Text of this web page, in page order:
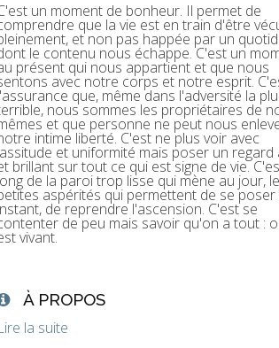
un moment de bonheur. Il permet de
que la vie est en train d'être
et non pas happée par un
le contenu nous échappe. C'est un
présent qui nous appartient et que nous
avec notre corps et notre esprit.
que, même dans l'adversité la
nous sommes les propriétaires de
et que personne ne peut nous
intime liberté. C'est ne plus voir avec
et uniformité mais poser un regard
brillant sur tout ce qui est signe de vie.
de la paroi trop lisse qui mène au jour,
aspérités qui permettent de se poser
de reprendre l'ascension. C'est se
de peu mais savoir qu'on a tout :
vivant.
À PROPOS
la suite